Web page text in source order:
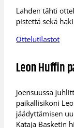
Lahden tähti
pistettä sekä
Ottelutilastot
Leon Huffin
Joensuussa
paikallisikoni
jäädyttämisen
Kataja Basketin